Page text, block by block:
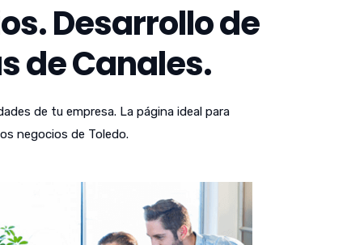
Desarrollo de
de Canales.
de tu empresa. La página ideal para
negocios de Toledo.